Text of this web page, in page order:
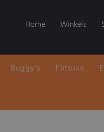
Home Winkels
Buggy's Fatbike